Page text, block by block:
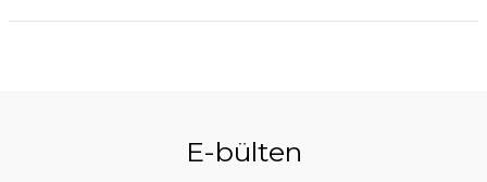
E-bülten